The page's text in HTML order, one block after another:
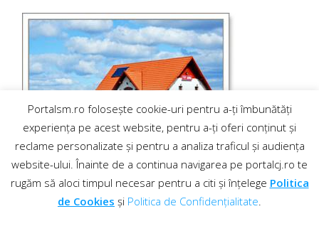
Portalsm.ro folosește cookie-uri pentru a-ți îmbunătăți
experiența pe acest website, pentru a-ți oferi conținut și
reclame personalizate și pentru a analiza traficul și audiența
website-ului. Înainte de a continua navigarea pe portalcj.ro te
rugăm să aloci timpul necesar pentru a citi și înțelege Politica
de Cookies și Politica de Confidențialitate.